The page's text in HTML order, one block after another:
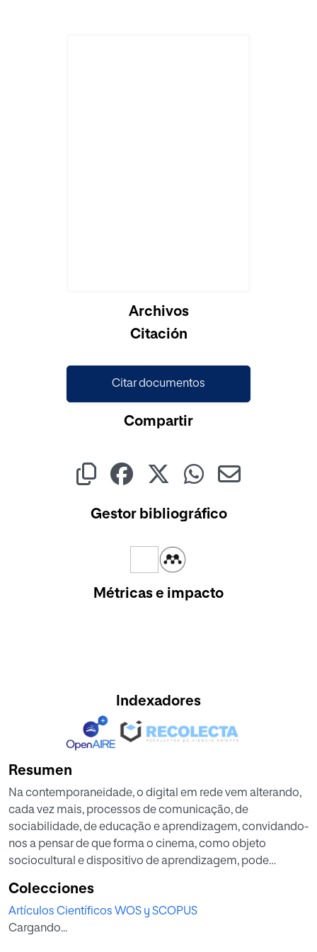
Archivos
Citación
Citar documentos
Compartir
Gestor bibliográfico
Métricas e impacto
Indexadores
Resumen
Na contemporaneidade, o digital em rede vem alterando,
cada vez mais, processos de comunicação, de
sociabilidade, de educação e aprendizagem, convidando-
nos a pensar de que forma o cinema, como objeto
sociocultural e dispositivo de aprendizagem, pode
Alinhadas à abordagem dos cotidianos escolares
(CERTEAU, 2013; ALVES, 2008) e aos princípios da
pesquisa-formação multirreferencial (SANTOS, 2014),
Colecciones
Artículos Científicos WOS y SCOPUS
Cargando...